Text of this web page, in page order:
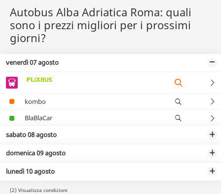
Autobus Alba Adriatica Roma: quali
sono i prezzi migliori per i prossimi
giorni?
venerdì 07 agosto
kombo
BlaBlaCar
sabato 08 agosto
domenica 09 agosto
lunedì 10 agosto
(2) Visualizza condizioni